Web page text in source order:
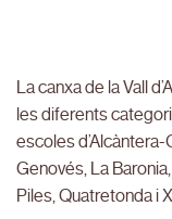
La canxa de la Vall
les diferents
escoles d’Alcàntera-
Genovés, La
Piles, Quatretonda i